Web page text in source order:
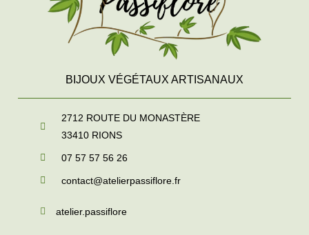
BIJOUX VÉGÉTAUX ARTISANAUX
2712 ROUTE DU MONASTÈRE
33410 RIONS
07 57 57 56 26
contact@atelierpassiflore.fr
atelier.passiflore